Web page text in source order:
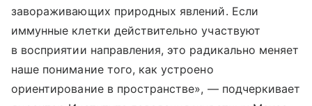
завораживающих природных явлений. Если
иммунные клетки действительно участвуют
в восприятии направления, это радикально меняет
наше понимание того, как устроено
ориентирование в пространстве», — подчеркивает